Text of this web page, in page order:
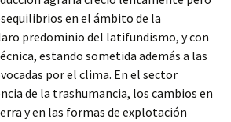
en el ámbito de la
predominio del latifundismo, y con
estando sometida además a las
por el clima. En el sector
de la trashumancia, los cambios en
y en las formas de explotación